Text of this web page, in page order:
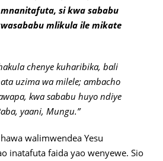
si kwa sababu
mlikula ile mikate
chenye kuharibika, bali
uzima wa milele; ambacho
kwa sababu huyo ndiye
yaani, Mungu.”
walimwendea Yesu
inatafuta faida yao wenyewe. Sio